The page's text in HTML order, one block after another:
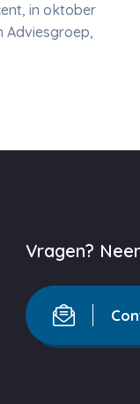
in oktober
Adviesgroep,
Vragen?